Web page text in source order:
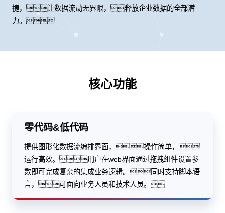
捷，让数据流动无界限，释放企业数据的全部潜
力。
核心功能
零代码&低代码
提供图形化数据流编排界面，操作简单，
运行高效。用户在web界面通过拖拽组件设置参
数即可完成复杂的集成业务逻辑。同时支持脚本语
言，可面向业务人员和技术人员。